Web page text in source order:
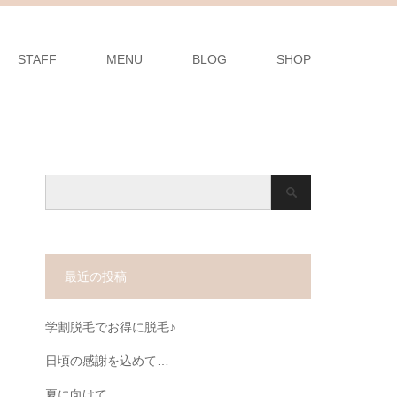
STAFF MENU BLOG SHOP
最近の投稿
学割脱毛でお得に脱毛♪
日頃の感謝を込めて…